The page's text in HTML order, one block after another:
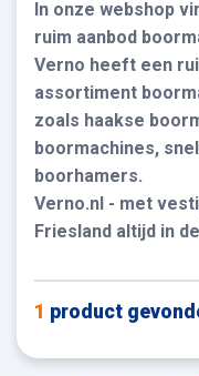
In onze webshop
ruim aanbod
Verno heeft een
assortiment
zoals haakse
boormachines,
boorhamers.
Verno.nl - met
Friesland altijd in
1 product